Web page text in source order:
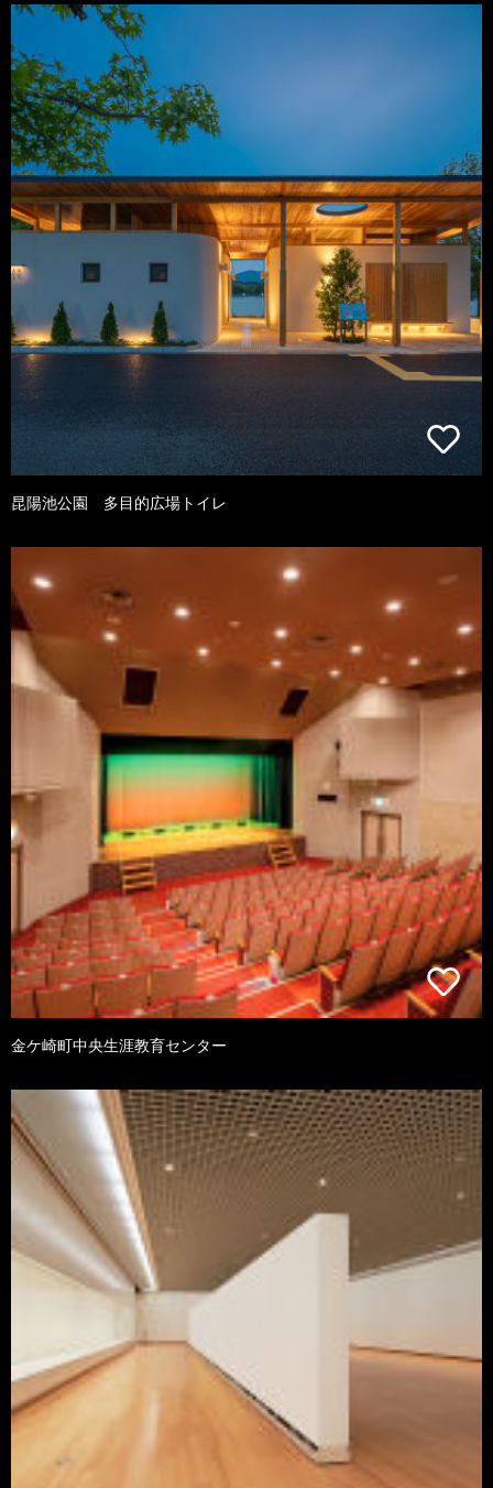
昆陽池公園 多目的広場トイレ
金ケ崎町中央生涯教育センター